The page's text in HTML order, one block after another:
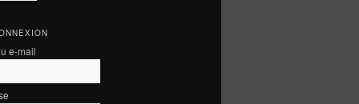
e-mail